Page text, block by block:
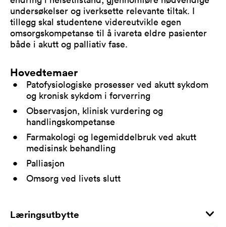
undersøkelser og iverksette relevante tiltak. I
tillegg skal studentene videreutvikle egen
omsorgskompetanse til å ivareta eldre pasienter
både i akutt og palliativ fase.
Hovedtemaer
Patofysiologiske prosesser ved akutt sykdom
og kronisk sykdom i forverring
Observasjon, klinisk vurdering og
handlingskompetanse
Farmakologi og legemiddelbruk ved akutt
medisinsk behandling
Palliasjon
Omsorg ved livets slutt
Læringsutbytte